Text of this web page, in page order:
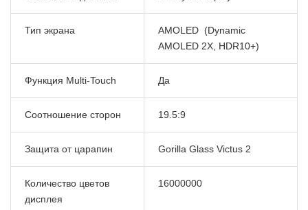
Тип экрана
AMOLED (Dynamic
AMOLED 2X, HDR10+)
Функция Multi-Touch Да
Соотношение сторон 19.5:9
Защита от царапин Gorilla Glass Victus 2
Количество цветов
дисплея
16000000